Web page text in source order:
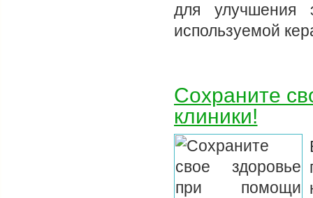
для улучшения
используемой
Сохраните
клиники!